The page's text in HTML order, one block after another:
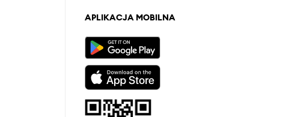
APLIKACJA MOBILNA